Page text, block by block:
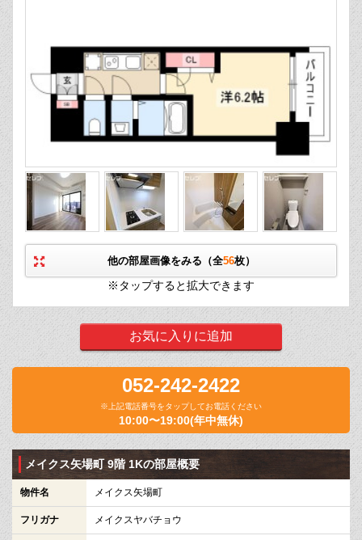
他の部屋画像をみる（全56枚）
※タップすると拡大できます
お気に入りに追加
052-242-2422
※上記電話番号をタップしてお電話ください
10:00〜19:00(年中無休)
メイクス矢場町 9階 1Kの部屋概要
物件名 メイクス矢場町
フリガナ メイクスヤバチョウ